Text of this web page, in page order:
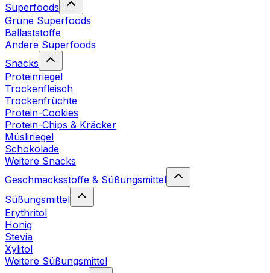
Superfoods
Grüne Superfoods
Ballaststoffe
Andere Superfoods
Snacks
Proteinriegel
Trockenfleisch
Trockenfrüchte
Protein-Cookies
Protein-Chips & Kräcker
Müsliriegel
Schokolade
Weitere Snacks
Geschmacksstoffe & Süßungsmittel
Süßungsmittel
Erythritol
Honig
Stevia
Xylitol
Weitere Süßungsmittel